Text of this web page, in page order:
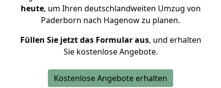
heute, um Ihren deutschlandweiten Umzug von
Paderborn nach Hagenow zu planen.
Füllen Sie jetzt das Formular aus, und erhalten
Sie kostenlose Angebote.
Kostenlose Angebote erhalten